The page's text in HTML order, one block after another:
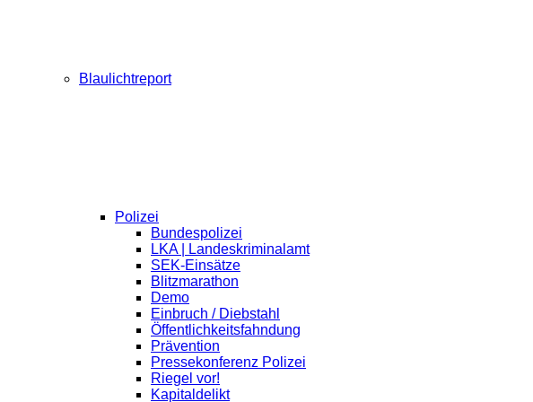
Blaulichtreport
Polizei
Bundespolizei
LKA | Landeskriminalamt
SEK-Einsätze
Blitzmarathon
Demo
Einbruch / Diebstahl
Öffentlichkeitsfahndung
Prävention
Pressekonferenz Polizei
Riegel vor!
Kapitaldelikt